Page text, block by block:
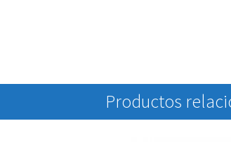
Productos